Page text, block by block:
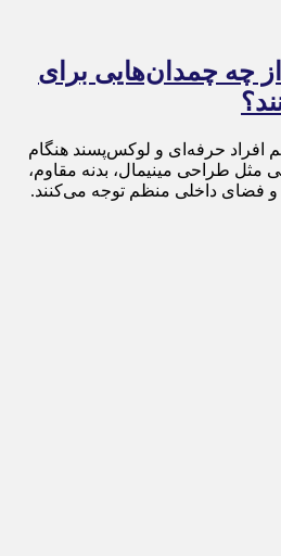
چه چمدان‌هایی برای
حرفه‌ای و لوکس‌پسند هنگام
مثل طراحی مینیمال، بدنه مقاوم،
فضای داخلی منظم توجه می‌کنند.